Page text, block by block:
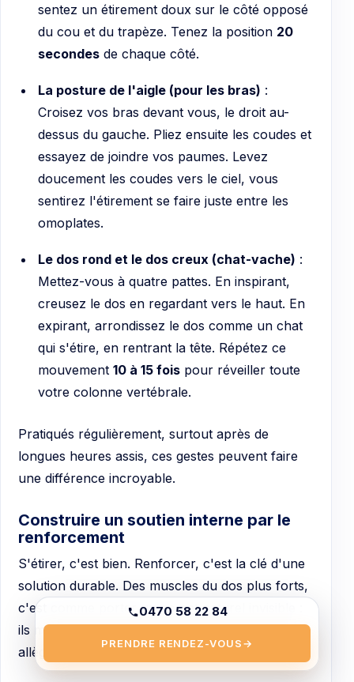
sentez un étirement doux sur le côté opposé
du cou et du trapèze. Tenez la position 20
secondesde chaque côté.
La posture de l'aigle (pour les bras) :
Croisez vos bras devant vous, le droit au-
dessus du gauche. Pliez ensuite les coudes et
essayez de joindre vos paumes. Levez
doucement les coudes vers le ciel, vous
sentirez l'étirement se faire juste entre les
omoplates.
Le dos rond et le dos creux (chat-vache) :
Mettez-vous à quatre pattes. En inspirant,
creusez le dos en regardant vers le haut. En
expirant, arrondissez le dos comme un chat
qui s'étire, en rentrant la tête. Répétez ce
mouvement 10 à 15 foispour réveiller toute
votre colonne vertébrale.
Pratiqués régulièrement, surtout après de
longues heures assis, ces gestes peuvent faire
une différence incroyable.
Construire un soutien interne par le
renforcement
S'étirer, c'est bien. Renforcer, c'est la clé d'une
solution durable. Des muscles du dos plus forts,
c'est comme porter un corset naturel invisible :
ils maintiennent votre colonne bien droite et
allègent la pression sur les zones sensibles.
0470 58 22 84
PRENDRE RENDEZ-VOUS→